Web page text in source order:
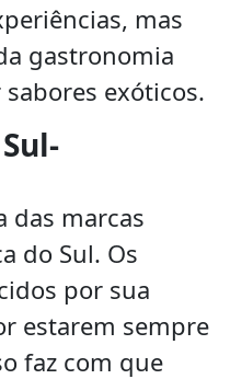
mas
gastronomia
exóticos.
das marcas
do Sul. Os
por sua
estarem sempre
faz com que